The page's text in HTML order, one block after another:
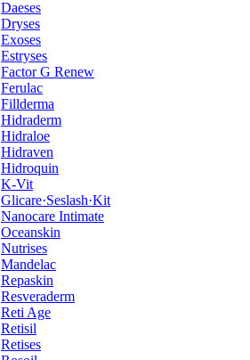
Daeses
Dryses
Exoses
Estryses
Factor G Renew
Ferulac
Fillderma
Hidraderm
Hidraloe
Hidraven
Hidroquin
K-Vit
Glicare·Seslash·Kit
Nanocare Intimate
Oceanskin
Nutrises
Mandelac
Repaskin
Resveraderm
Reti Age
Retisil
Retises